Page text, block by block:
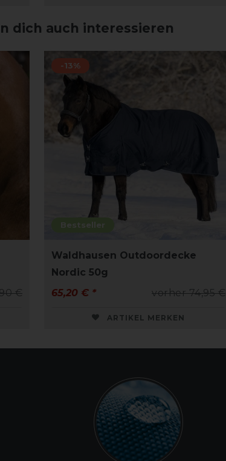
dich auch interessieren
€
Bestseller
-13%
Waldhausen Outdoordecke
Nordic 50g
vorher 74,95 €
65,20 € *
ARTIKEL MERKEN